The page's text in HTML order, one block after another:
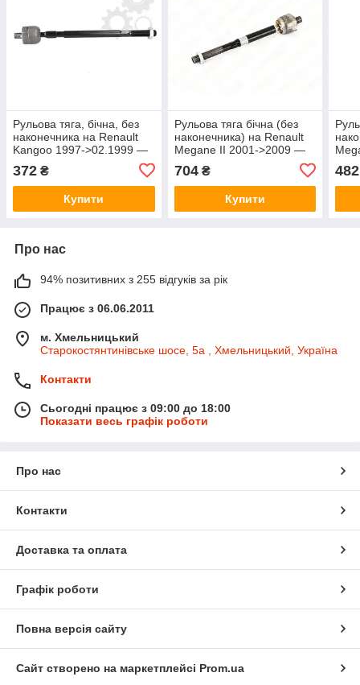
Рульова тяга, бічна, без
наконечника на Renault
Kangoo 1997->02.1999 —
AX-1616
372 ₴
Купити
Рульова тяга бічна (без
наконечника) на Renault
Megane II 2001->2009 —
704₴
Купити
482
Про нас
94% позитивних з 255 відгуків за рік
Працює з 06.06.2011
м. Хмельницький
Старокостянтинівське шосе, 5а , Хмельницький, Україна
Контакти
Сьогодні працює з 09:00 до 18:00
Показати весь графік роботи
Про нас
Контакти
Доставка та оплата
Графік роботи
Повна версія сайту
Сайт створено на маркетплейсі Prom.ua